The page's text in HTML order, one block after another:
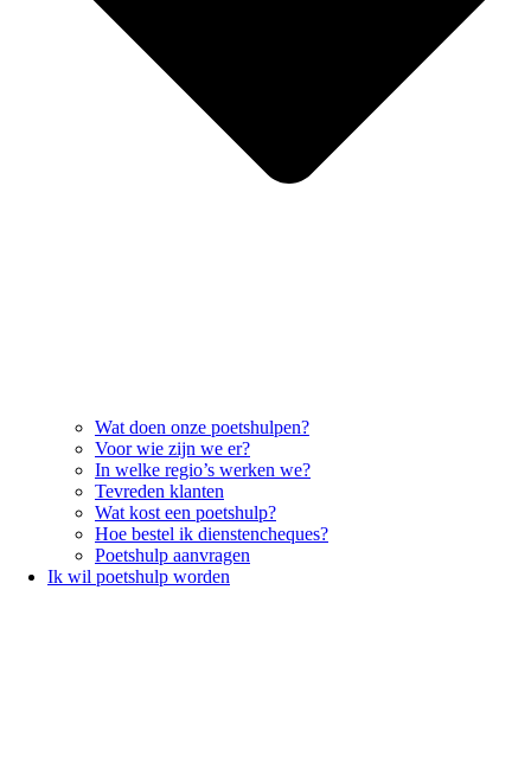
Wat doen onze poetshulpen?
Voor wie zijn we er?
In welke regio’s werken we?
Tevreden klanten
Wat kost een poetshulp?
Hoe bestel ik dienstencheques?
Poetshulp aanvragen
Ik wil poetshulp worden